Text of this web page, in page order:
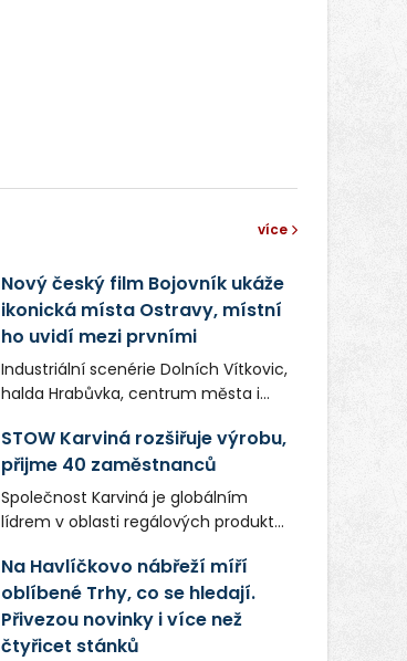
více
Nový český film Bojovník ukáže
ikonická místa Ostravy, místní
ho uvidí mezi prvními
Industriální scenérie Dolních Vítkovic,
halda Hrabůvka, centrum města i
v novém filmu Bojovník, který vstoupí
do kin už 13. srpna. Režiséři Vojtěch
Frič a Tomáš Dianiška si
moravskoslezskou metropoli
nevybrali náhodou – její syrová
atmosféra se stala přirozenou
součástí příběhu bývalého
boxerského šampiona Hoffa (Milan
Ondrík), jenž se po letech vrací do
STOW Karviná rozšiřuje výrobu,
přijme 40 zaměstnanců
Společnost Karviná je globálním
lídrem v oblasti regálových produktů
zaměstnavatelem na Karvinsku a
firmou s obrovským potenciálem.
Na Havlíčkovo nábřeží míří
oblíbené Trhy, co se hledají.
Přivezou novinky i více než
čtyřicet stánků